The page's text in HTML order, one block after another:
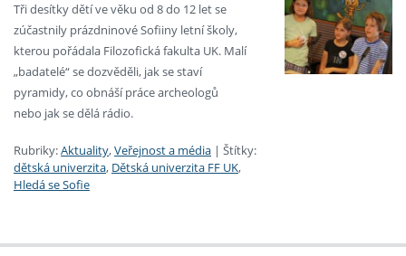
Tři desítky dětí ve věku od 8 do 12 let se
zúčastnily prázdninové Sofiiny letní školy,
kterou pořádala Filozofická fakulta UK. Malí
„badatelé“ se dozvěděli, jak se staví
pyramidy, co obnáší práce archeologů
nebo jak se dělá rádio.
Rubriky:Aktuality,Veřejnost a média | Štítky:
dětská univerzita, Dětská univerzita FF UK,
Hledá se Sofie